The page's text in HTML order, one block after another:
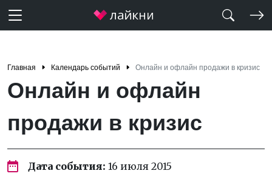
Главная Календарь событий Онлайн и офлайн продажи в кризис
Онлайн и офлайн
продажи в кризис
Дата события: 16 июля 2015